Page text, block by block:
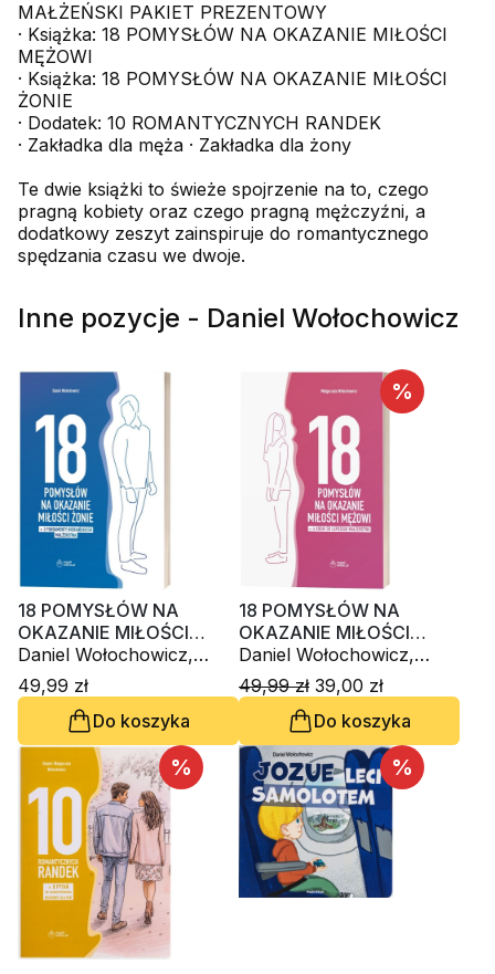
MAŁŻEŃSKI PAKIET PREZENTOWY
· Książka: 18 POMYSŁÓW NA OKAZANIE MIŁOŚCI
MĘŻOWI
· Książka: 18 POMYSŁÓW NA OKAZANIE MIŁOŚCI
ŻONIE
· Dodatek: 10 ROMANTYCZNYCH RANDEK
· Zakładka dla męża · Zakładka dla żony
Te dwie książki to świeże spojrzenie na to, czego
pragną kobiety oraz czego pragną mężczyźni, a
dodatkowy zeszyt zainspiruje do romantycznego
spędzania czasu we dwoje.
Inne pozycje - Daniel Wołochowicz
18 POMYSŁÓW NA
OKAZANIE MIŁOŚCI
ŻONIE + 3 FUNDAMENTY
NIEBIAŃSKIEGO
MAŁŻEŃSTWA
Daniel Wołochowicz,
Małgorzata Wołochowicz
49,99 zł
Do koszyka
%
18 POMYSŁÓW NA
OKAZANIE MIŁOŚCI
MĘŻOWI + dodatek: 4
KROKI DO LEPSZEGO
MAŁŻEŃSTWA
Daniel Wołochowicz,
Małgorzata Wołochowicz
49,99 zł 39,00 zł
Do koszyka
% %